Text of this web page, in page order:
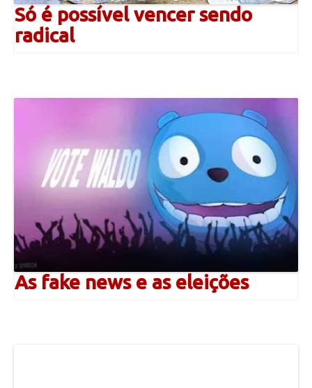
Só é possível vencer sendo
radical
As fake news e as eleições